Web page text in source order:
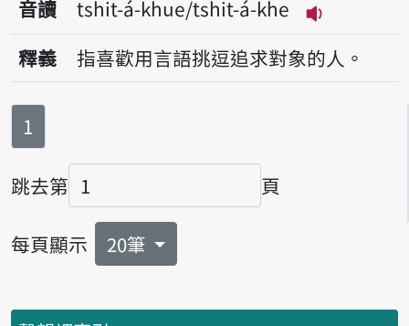
音讀
tshit-á-khue/tshit-á-khe
播放音讀
釋義 指喜歡用言語挑逗追求對象的人。
第
1
跳去第
頁碼
頁
每頁顯示 20筆